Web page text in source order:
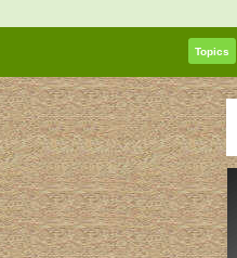
Topics